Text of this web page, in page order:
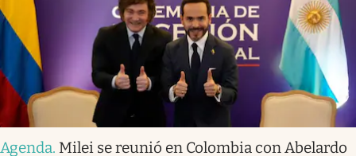
Agenda. Milei se reunió en Colombia con Abelardo